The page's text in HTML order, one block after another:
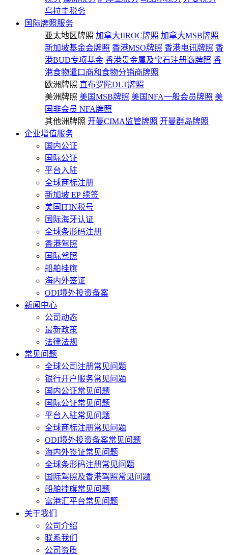
乌拉圭税务
国际牌照服务
亚太地区牌照 加拿大IIROC牌照 加拿大MSB牌照
新加坡基金会牌照 香港MSO牌照 香港电讯牌照 香
港BUD专项基金 香港贵金属及宝石注册商牌照 香
港食物遣口商和食物分销商牌照
欧洲牌照 直布罗陀DLT牌照
美洲牌照 美国MSB牌照 美国NFA一般会员牌照 美
国非会员 NFA牌照
其他洲牌照 开曼CIMA监管牌照 开曼群岛牌照
企业增值服务
国内公证
国际公证
平台入驻
全球商标注册
新加坡 EP 续签
美国ITIN税号
国际海牙认证
全球条形码注册
香港驾照
国际驾照
船舶挂旗
海内外签证
ODI境外投资备案
新闻中心
公司动态
最新政策
法律法规
常见问题
全球公司注册常见问题
银行开户服务常见问题
国内公证常见问题
国际公证常见问题
平台入驻常见问题
全球商标注册常见问题
ODI境外投资备案常见问题
海内外签证常见问题
全球条形码注册常见问题
国际驾照及香港驾照常见问题
船舶挂旗常见问题
富港汇平台常见问题
关于我们
公司介绍
联系我们
公司资质